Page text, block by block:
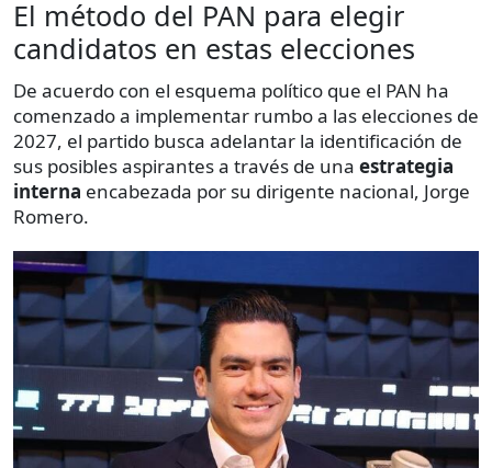
El método del PAN para elegir
candidatos en estas elecciones
De acuerdo con el esquema político que el PAN ha
comenzado a implementar rumbo a las elecciones de
2027, el partido busca adelantar la identificación de
sus posibles aspirantes a través de una estrategia
interna encabezada por su dirigente nacional, Jorge
Romero.